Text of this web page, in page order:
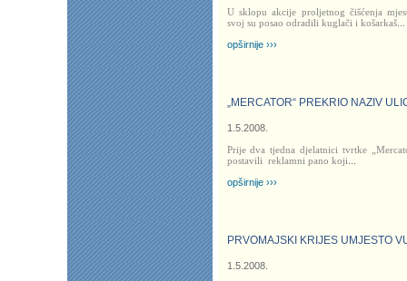
U sklopu akcije proljetnog čišćenja
svoj su posao odradili kuglači i košarkaš...
opširnije ›››
„MERCATOR“ PREKRIO NAZIV
1.5.2008.
Prije dva tjedna djelatnici tvrtke
postavili reklamni pano koji
opširnije ›››
PRVOMAJSKI KRIJES UMJESTO
1.5.2008.